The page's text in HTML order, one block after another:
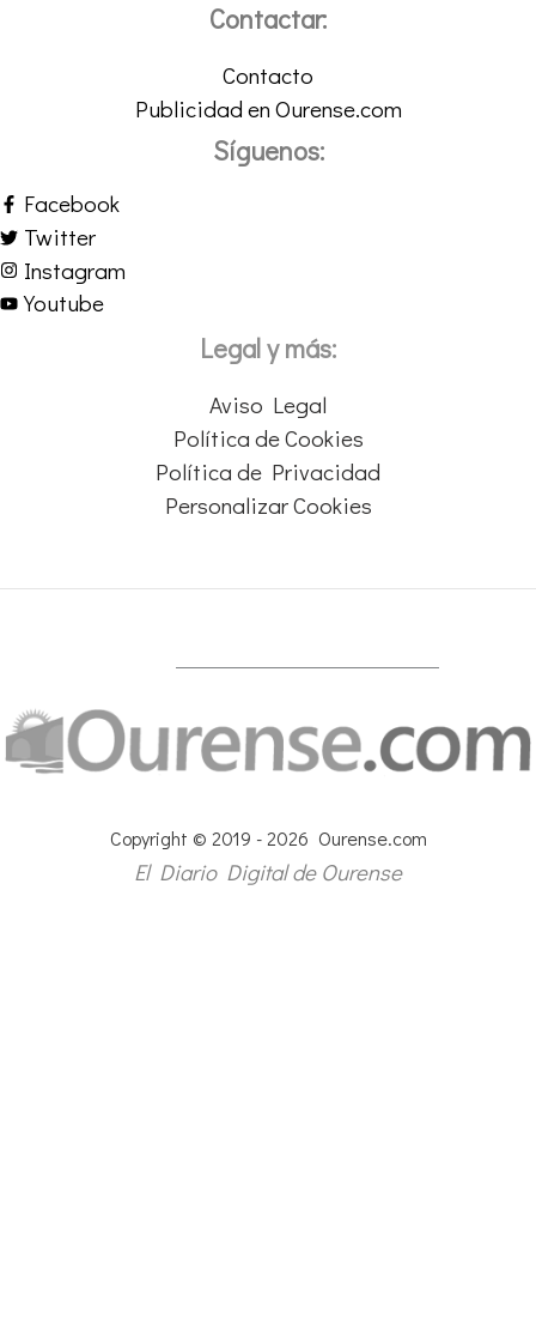
Contactar:
Contacto
Publicidad en Ourense.com
Síguenos:
Facebook
Twitter
Instagram
Youtube
Legal y más:
Aviso Legal
Política de Cookies
Política de Privacidad
Personalizar Cookies
Copyright © 2019 - 2026 Ourense.com
El Diario Digital de Ourense